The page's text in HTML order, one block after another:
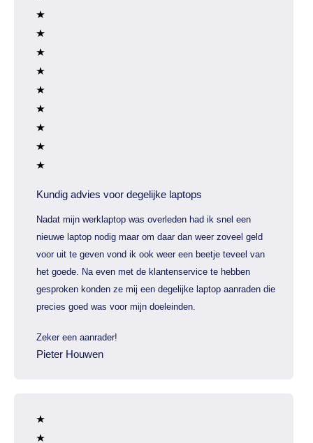
Kundig advies voor degelijke laptops
Nadat mijn werklaptop was overleden had ik snel een
nieuwe laptop nodig maar om daar dan weer zoveel geld
voor uit te geven vond ik ook weer een beetje teveel van
het goede. Na even met de klantenservice te hebben
gesproken konden ze mij een degelijke laptop aanraden die
precies goed was voor mijn doeleinden.
Zeker een aanrader!
Pieter Houwen